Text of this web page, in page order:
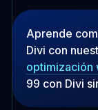
Aprende
Divi con
optimización
99 con Divi